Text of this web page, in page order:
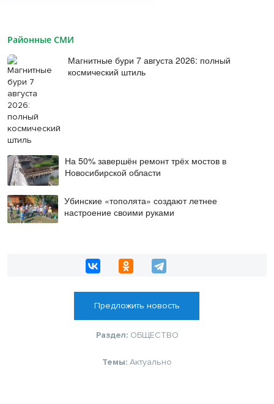
Районные СМИ
Магнитные бури 7 августа 2026: полный
космический штиль
На 50% завершён ремонт трёх мостов в
Новосибирской области
Убинские «тополята» создают летнее
настроение своими руками
Предложить новость
Раздел: ОБЩЕСТВО
Темы: Актуально